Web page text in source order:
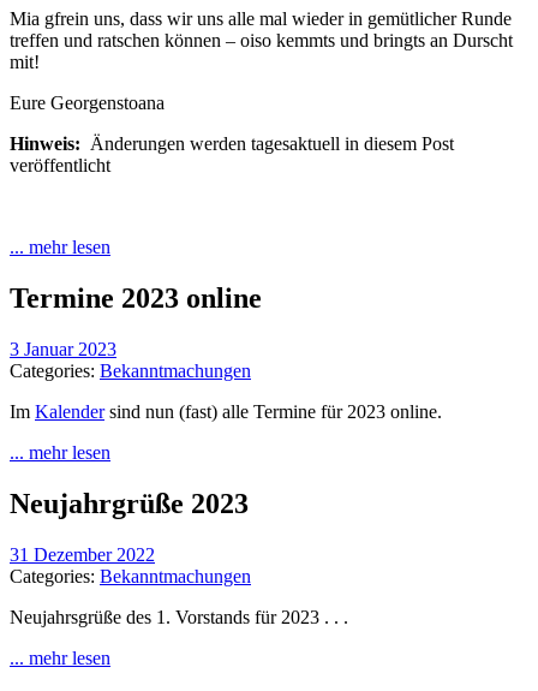
Mia gfrein uns, dass wir uns alle mal wieder in gemütlicher Runde
treffen und ratschen können – oiso kemmts und bringts an Durscht
mit!
Eure Georgenstoana
Hinweis: Änderungen werden tagesaktuell in diesem Post
veröffentlicht
... mehr lesen
Termine 2023 online
3 Januar 2023
Categories: Bekanntmachungen
Im Kalendersind nun (fast) alle Termine für 2023 online.
... mehr lesen
Neujahrgrüße 2023
31 Dezember 2022
Categories: Bekanntmachungen
Neujahrsgrüße des 1. Vorstands für 2023 . . .
... mehr lesen